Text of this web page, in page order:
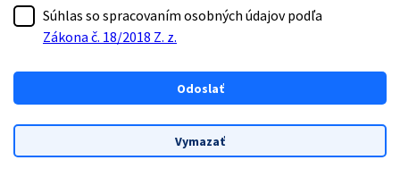
Súhlas so spracovaním osobných údajov podľa
Zákona č. 18/2018 Z. z.